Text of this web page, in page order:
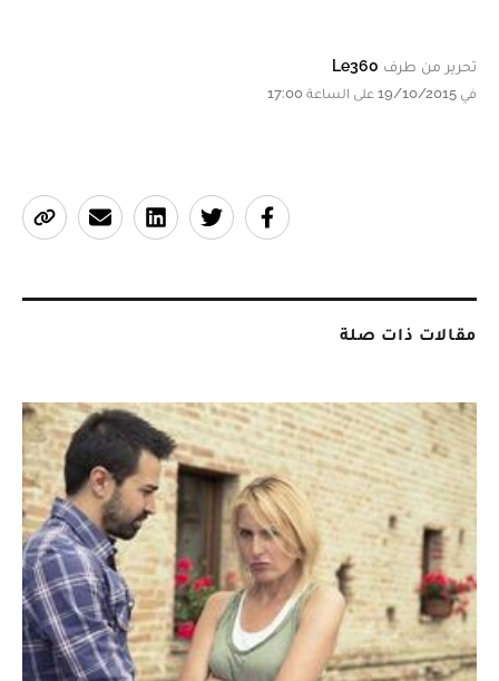
تحرير من طرف Le360
في 19/10/2015 على الساعة 17:00
مقالات ذات صلة